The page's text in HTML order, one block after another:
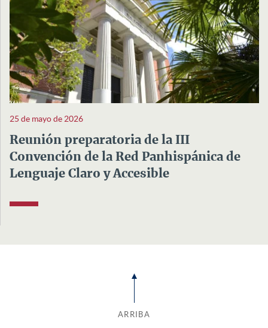
25 de mayo de 2026
Reunión preparatoria de la III
Convención de la Red Panhispánica de
Lenguaje Claro y Accesible
ARRIBA